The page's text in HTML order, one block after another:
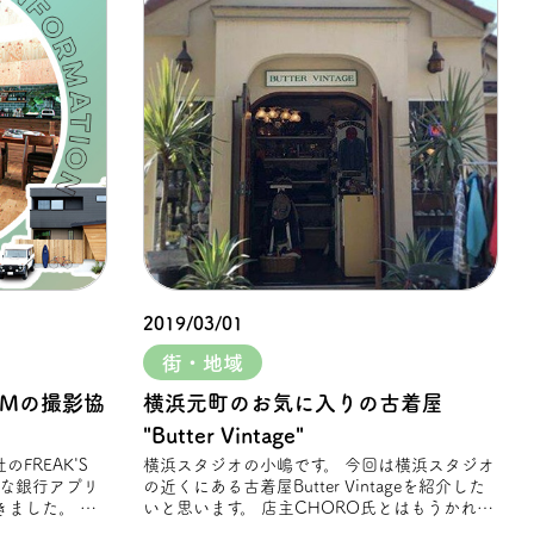
の撮影協
銀⾏アプリ
した。 春
2019/03/01
街・地域
横浜元町のお気に入りの古着屋
"Butter Vintage"
横浜スタジオの小嶋です。 今回は横浜スタジオ
の近くにある古着屋Butter Vintageを紹介した
いと思います。 店主CHORO氏とはもうかれこ